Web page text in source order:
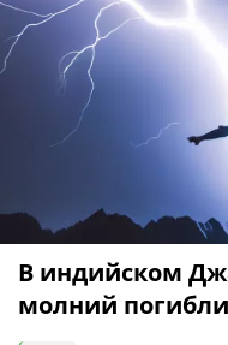
В индийском
молний